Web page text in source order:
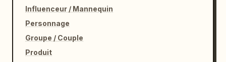
Influenceur / Mannequin
Personnage
Groupe / Couple
Produit